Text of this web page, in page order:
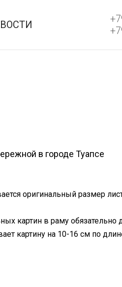
в городе Туапсе
оригинальный размер
картин в раму обязательно
картину на 10-16 см по